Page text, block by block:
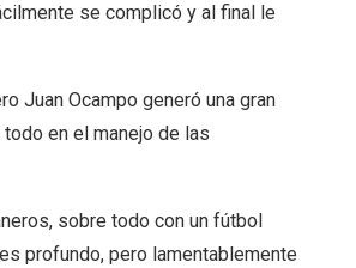
se complicó y al final le
Juan Ocampo generó una gran
en el manejo de las
sobre todo con un fútbol
profundo, pero lamentablemente